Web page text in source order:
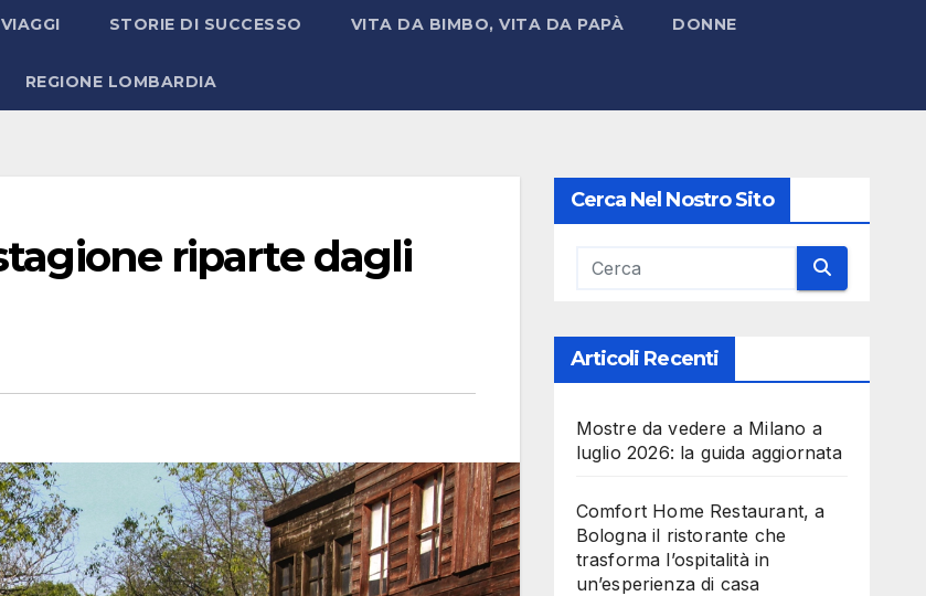
VIAGGI STORIE DI SUCCESSO VITA DA BIMBO, VITA DA PAPÀ DONNE
REGIONE LOMBARDIA
riparte dagli
Cerca Nel Nostro Sito
Articoli Recenti
Mostre da vedere a Milano a
luglio 2026: la guida aggiornata
Comfort Home Restaurant, a
Bologna il ristorante che
trasforma l’ospitalità in
un’esperienza di casa